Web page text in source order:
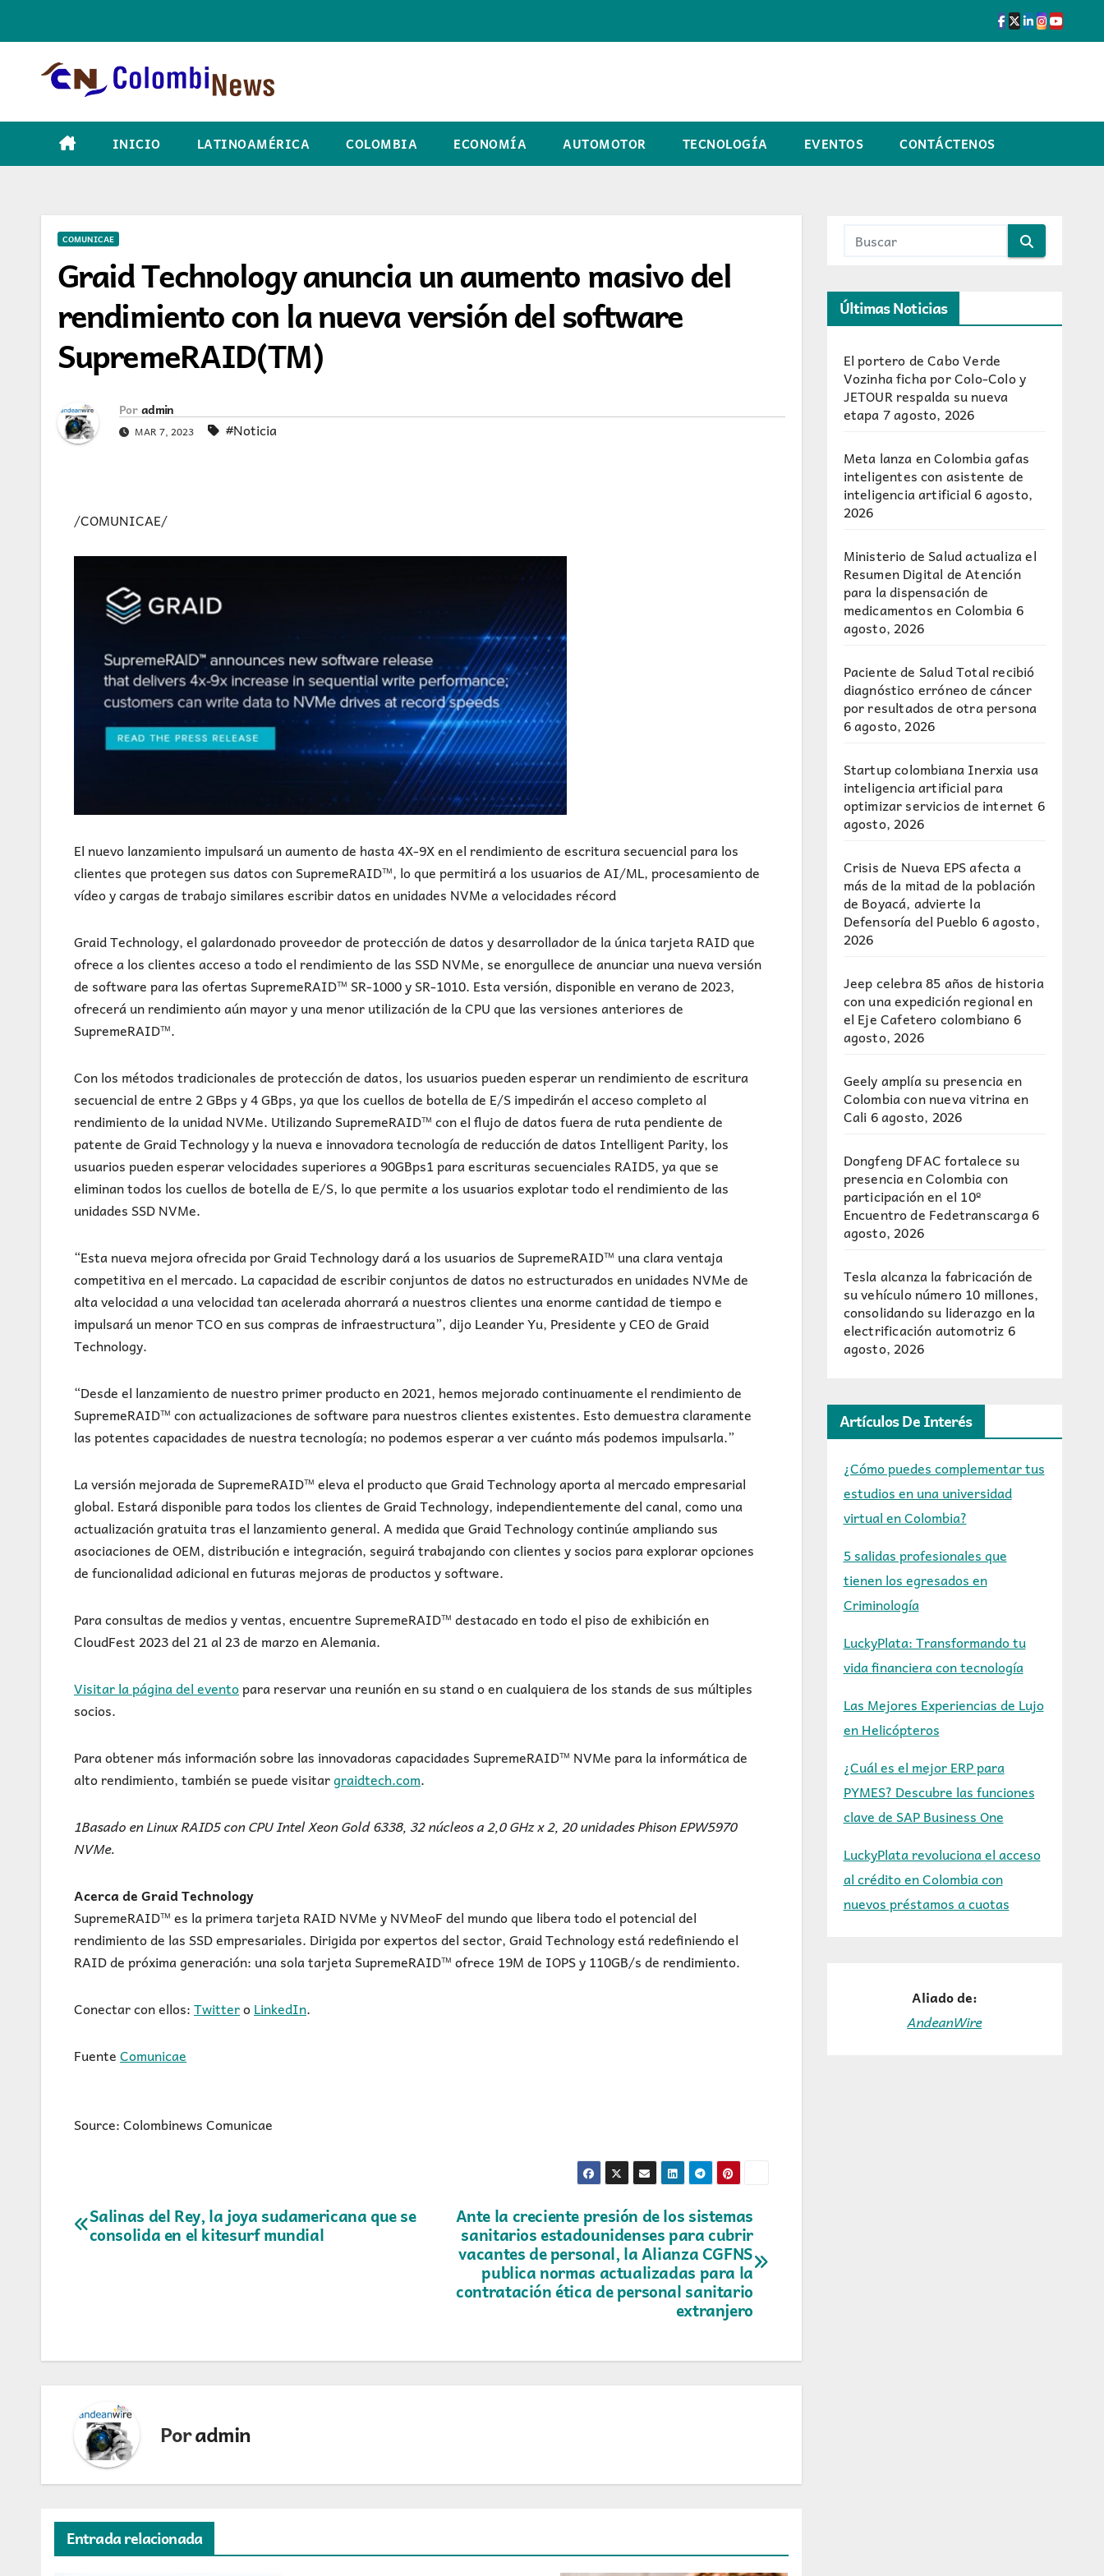
INICIO LATINOAMÉRICA COLOMBIA ECONOMÍA AUTOMOTOR TECNOLOGÍA EVENTOS CONTÁCTENOS
COMUNICAE
Graid Technology anuncia un aumento masivo del
rendimiento con la nueva versión del software
SupremeRAID(TM)
Por admin
MAR 7, 2023 #Noticia
/COMUNICAE/
El nuevo lanzamiento impulsará un aumento de hasta 4X-9X en el rendimiento de escritura secuencial para los
clientes que protegen sus datos con SupremeRAID™, lo que permitirá a los usuarios de AI/ML, procesamiento de
vídeo y cargas de trabajo similares escribir datos en unidades NVMe a velocidades récord
Graid Technology, el galardonado proveedor de protección de datos y desarrollador de la única tarjeta RAID que
ofrece a los clientes acceso a todo el rendimiento de las SSD NVMe, se enorgullece de anunciar una nueva versión
de software para las ofertas SupremeRAID™ SR-1000 y SR-1010. Esta versión, disponible en verano de 2023,
ofrecerá un rendimiento aún mayor y una menor utilización de la CPU que las versiones anteriores de
SupremeRAID™.
Con los métodos tradicionales de protección de datos, los usuarios pueden esperar un rendimiento de escritura
secuencial de entre 2 GBps y 4 GBps, ya que los cuellos de botella de E/S impedirán el acceso completo al
rendimiento de la unidad NVMe. Utilizando SupremeRAID™ con el flujo de datos fuera de ruta pendiente de
patente de Graid Technology y la nueva e innovadora tecnología de reducción de datos Intelligent Parity, los
usuarios pueden esperar velocidades superiores a 90GBps1 para escrituras secuenciales RAID5, ya que se
eliminan todos los cuellos de botella de E/S, lo que permite a los usuarios explotar todo el rendimiento de las
unidades SSD NVMe.
“Esta nueva mejora ofrecida por Graid Technology dará a los usuarios de SupremeRAID™ una clara ventaja
competitiva en el mercado. La capacidad de escribir conjuntos de datos no estructurados en unidades NVMe de
alta velocidad a una velocidad tan acelerada ahorrará a nuestros clientes una enorme cantidad de tiempo e
impulsará un menor TCO en sus compras de infraestructura”, dijo Leander Yu, Presidente y CEO de Graid
Technology.
“Desde el lanzamiento de nuestro primer producto en 2021, hemos mejorado continuamente el rendimiento de
SupremeRAID™ con actualizaciones de software para nuestros clientes existentes. Esto demuestra claramente
las potentes capacidades de nuestra tecnología; no podemos esperar a ver cuánto más podemos impulsarla.”
La versión mejorada de SupremeRAID™ eleva el producto que Graid Technology aporta al mercado empresarial
global. Estará disponible para todos los clientes de Graid Technology, independientemente del canal, como una
actualización gratuita tras el lanzamiento general. A medida que Graid Technology continúe ampliando sus
asociaciones de OEM, distribución e integración, seguirá trabajando con clientes y socios para explorar opciones
de funcionalidad adicional en futuras mejoras de productos y software.
Para consultas de medios y ventas, encuentre SupremeRAID™ destacado en todo el piso de exhibición en
CloudFest 2023 del 21 al 23 de marzo en Alemania.
Visitar la página del eventopara reservar una reunión en su stand o en cualquiera de los stands de sus múltiples
socios.
Para obtener más información sobre las innovadoras capacidades SupremeRAID™ NVMe para la informática de
alto rendimiento, también se puede visitargraidtech.com.
1Basado en Linux RAID5 con CPU Intel Xeon Gold 6338, 32 núcleos a 2,0 GHz x 2, 20 unidades Phison EPW5970
NVMe.
Acerca de Graid Technology
SupremeRAID™ es la primera tarjeta RAID NVMe y NVMeoF del mundo que libera todo el potencial del
rendimiento de las SSD empresariales. Dirigida por expertos del sector, Graid Technology está redefiniendo el
RAID de próxima generación: una sola tarjeta SupremeRAID™ ofrece 19M de IOPS y 110GB/s de rendimiento.
Conectar con ellos:TwitteroLinkedIn.
FuenteComunicae
Source: Colombinews Comunicae
Navegación
de
Ante la creciente presión de los sistemas
sanitarios estadounidenses para cubrir
vacantes de personal, la Alianza CGFNS
publica normas actualizadas para la
contratación ética de personal sanitario
extranjero
Salinas del Rey, la joya sudamericana que se
consolida en el kitesurf mundial
Poradmin
Entrada relacionada
Últimas Noticias
El portero de Cabo Verde
Vozinha ficha por Colo-Colo y
JETOUR respalda su nueva
etapa7 agosto, 2026
Meta lanza en Colombia gafas
inteligentes con asistente de
inteligencia artificial 6 agosto,
2026
Ministerio de Salud actualiza el
Resumen Digital de Atención
para la dispensación de
medicamentos en Colombia6
agosto, 2026
Paciente de Salud Total recibió
diagnóstico erróneo de cáncer
por resultados de otra persona
6 agosto, 2026
Startup colombiana Inerxia usa
inteligencia artificial para
optimizar servicios de internet 6
agosto, 2026
Crisis de Nueva EPS afecta a
más de la mitad de la población
de Boyacá, advierte la
Defensoría del Pueblo6 agosto,
2026
Jeep celebra 85 años de historia
con una expedición regional en
el Eje Cafetero colombiano6
agosto, 2026
Geely amplía su presencia en
Colombia con nueva vitrina en
Cali 6 agosto, 2026
Dongfeng DFAC fortalece su
presencia en Colombia con
participación en el 10º
Encuentro de Fedetranscarga6
agosto, 2026
Tesla alcanza la fabricación de
su vehículo número 10 millones,
consolidando su liderazgo en la
electrificación automotriz6
agosto, 2026
Artículos De Interés
¿Cómo puedes complementar tus
estudios en una universidad
virtual en Colombia?
5 salidas profesionales que
tienen los egresados en
Criminología
LuckyPlata: Transformando tu
vida financiera con tecnología
Las Mejores Experiencias de Lujo
en Helicópteros
¿Cuál es el mejor ERP para
PYMES? Descubre las funciones
clave de SAP Business One
LuckyPlata revoluciona el acceso
al crédito en Colombia con
nuevos préstamos a cuotas
Aliado de:
AndeanWire